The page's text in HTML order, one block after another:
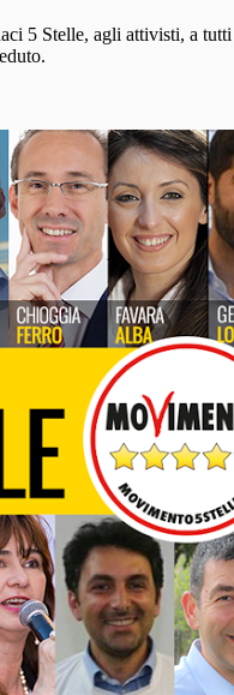
5 Stelle, agli attivisti, a